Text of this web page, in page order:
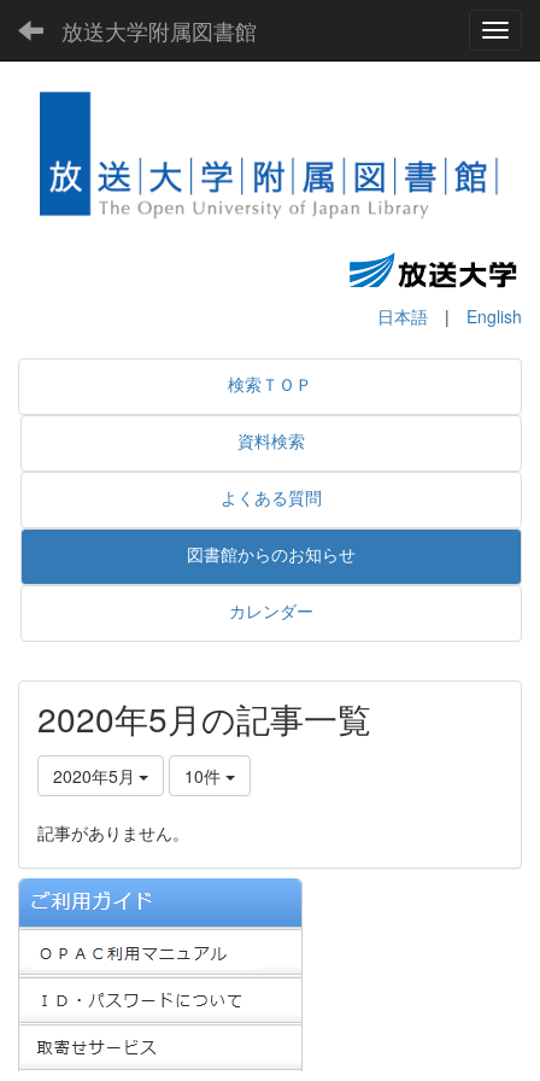
放送大学附属図書館
日本語 | English
検索ＴＯＰ
資料検索
よくある質問
図書館からのお知らせ
カレンダー
2020年5月の記事一覧
2020年5月 10件
記事がありません。